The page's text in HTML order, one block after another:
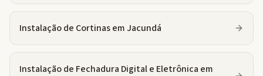
Instalação de CortinasemJacundá
Instalação de Fechadura Digital e Eletrônica em